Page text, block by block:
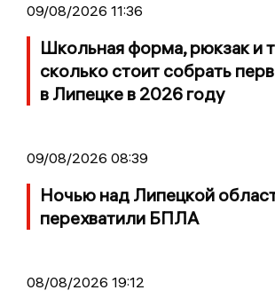
09/08/2026 11:36
Школьная форма, рюкзак и
сколько стоит собрать
в Липецке в 2026 году
09/08/2026 08:39
Ночью над Липецкой
перехватили БПЛА
08/08/2026 19:12